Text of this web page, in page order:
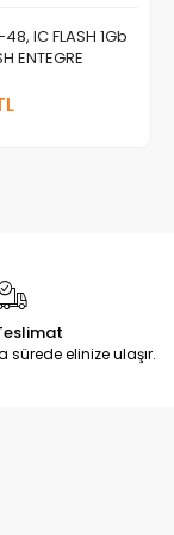
IC FLASH 1Gb
ENTEGRE
sürede elinize ulaşır.